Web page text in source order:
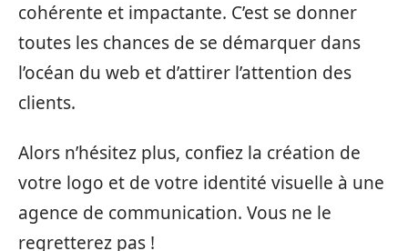
cohérente et impactante. C’est se donner
toutes les chances de se démarquer dans
l’océan du web et d’attirer l’attention des
clients.
Alors n’hésitez plus, confiez la création de
votre logo et de votre identité visuelle à une
agence de communication. Vous ne le
regretterez pas !